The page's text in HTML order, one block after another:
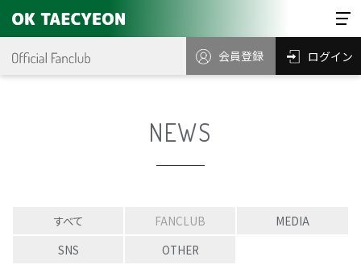
会員登録 ログイン
NEWS
すべて FANCLUB
MEDIA
SNS
OTHER